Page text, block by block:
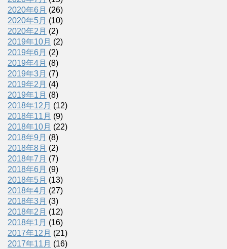
2020年6月 (26)
2020年5月 (10)
2020年2月 (2)
2019年10月 (2)
2019年6月 (2)
2019年4月 (8)
2019年3月 (7)
2019年2月 (4)
2019年1月 (8)
2018年12月 (12)
2018年11月 (9)
2018年10月 (22)
2018年9月 (8)
2018年8月 (2)
2018年7月 (7)
2018年6月 (9)
2018年5月 (13)
2018年4月 (27)
2018年3月 (3)
2018年2月 (12)
2018年1月 (16)
2017年12月 (21)
2017年11月 (16)